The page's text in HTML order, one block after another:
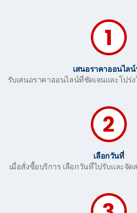
เสนอราคาออนไล
รับเสนอราคาออนไลน์ที่ชัดเจนและโปร่ง
เลือกวันที่
เมื่อสั่งซื้อบริการ เลือกวันที่ไปรับและจั